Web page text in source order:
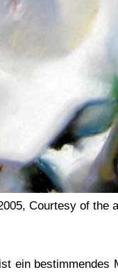
Courtesy of the
ein bestimmendes